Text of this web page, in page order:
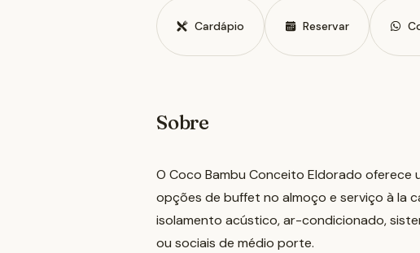
Cardápio Reservar
Sobre
O Coco Bambu Conceito Eldorado oferece
opções de buffet no almoço e serviço à la
isolamento acústico, ar-condicionado,
ou sociais de médio porte.